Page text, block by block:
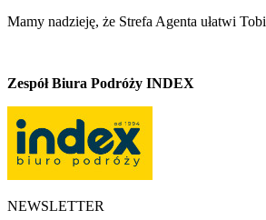
Mamy nadzieję, że Strefa Agenta ułatwi
Zespół Biura Podróży INDEX
NEWSLETTER